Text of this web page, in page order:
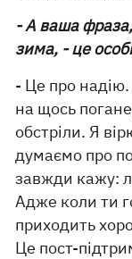
- А ваша
зима, - це
- Це про
на щось
обстріли. Я
думаємо про
завжди кажу:
Адже коли ти
приходить
Це пост-